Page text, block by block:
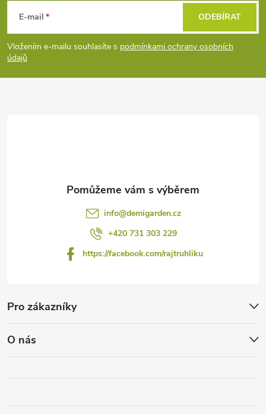
p
a
E-mail
Vložením e-mailu souhlasíte s podmínkami ochrany osobních
údajů
ODEBÍRAT
info@demigarden.cz
+420 731 303 229
https://facebook.com/rajtruhliku
Pro zákazníky
O nás